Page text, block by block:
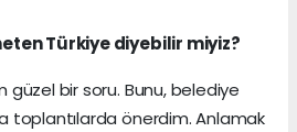
Türkiye diyebilir miyiz?
bir soru. Bunu, belediye
toplantılarda önerdim. Anlamak